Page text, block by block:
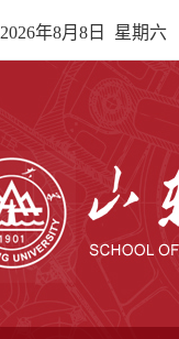
2026年8月8日 星期六